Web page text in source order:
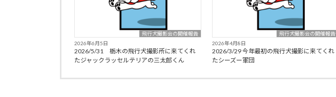
飛行犬撮影会の開催報告
2026年6月5日
2026/5/31 栃木の飛行犬撮影所に来てくれ
たジャックラッセルテリアの三太郎くん
飛行犬撮影会の開催報告
2026年4月8日
2026/3/29 今年最初の飛行犬撮影に来てくれ
たシーズー軍団